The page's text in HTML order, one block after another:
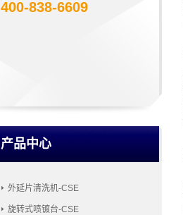
400-838-6609
产品中心
外延片清洗机-CSE
旋转式喷镀台-CSE